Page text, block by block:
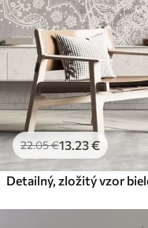
22.05€13.23€